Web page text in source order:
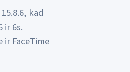
kad
ir 6s.
ir FaceTime